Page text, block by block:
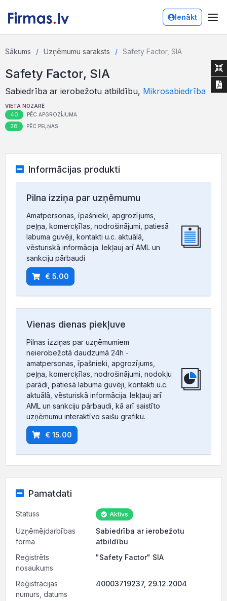
Ienākt
Sākums Uzņēmumu saraksts Safety Factor, SIA
Safety Factor, SIA
Sabiedrība ar ierobežotu atbildību, Mikrosabiedrība
VIETA NOZARĒ
40 PĒC APGROZĪJUMA
28 PĒC PEĻŅAS
Informācijas produkti
Pilna izziņa par uzņēmumu
Amatpersonas, īpašnieki, apgrozījums,
peļņa, komercķīlas, nodrošinājumi, patiesā
labuma guvēji, kontakti u.c. aktuālā,
vēsturiskā informācija. Iekļauj arī AML un
sankciju pārbaudi
€ 5.00
Vienas dienas piekļuve
Pilnas izziņas par uzņēmumiem
neierobežotā daudzumā 24h -
amatpersonas, īpašnieki, apgrozījums,
peļņa, komercķīlas, nodrošinājumi, nodokļu
parādi, patiesā labuma guvēji, kontakti u.c.
aktuālā, vēsturiskā informācija. Iekļauj arī
AML un sankciju pārbaudi, kā arī saistīto
uzņēmumu interaktīvo saišu grafiku.
€ 15.00
Pamatdati
Statuss Aktīvs
Uzņēmējdarbības
forma
Sabiedrība ar ierobežotu
atbildību
Reģistrēts
nosaukums
"Safety Factor" SIA
Reģistrācijas
numurs, datums
40003719237, 29.12.2004